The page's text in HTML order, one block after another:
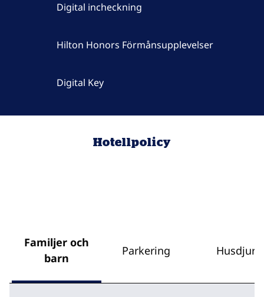
Digital incheckning
Hilton Honors Förmånsupplevelser
Digital Key
Hotellpolicy
Familjer och
barn
Parkering Husdjur